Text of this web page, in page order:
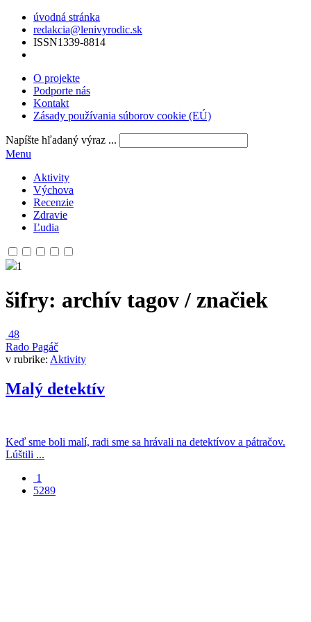
úvodná stránka
redakcia@lenivyrodic.sk
ISSN1339-8814
O projekte
Podporte nás
Kontakt
Zásady používania súborov cookie (EÚ)
Napíšte hľadaný výraz ...
Menu
Aktivity
Výchova
Recenzie
Zdravie
Ľudia
1
šifry: archív tagov / značiek
48
Rado Pagáč
v rubrike: Aktivity
Malý detektív
Keď sme boli malí, radi sme sa hrávali na detektívov a pátračov.
Lúštili ...
1
5289